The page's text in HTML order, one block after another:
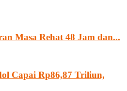
Masa Rehat 48 Jam dan...
Capai Rp86,87 Triliun,